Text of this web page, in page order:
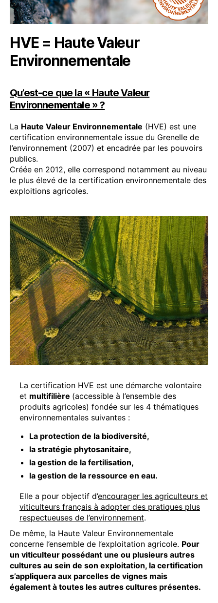
HVE = Haute Valeur
Environnementale
Qu’est-ce que la « Haute Valeur
Environnementale » ?
La Haute Valeur Environnementale (HVE) est une
certification environnementale issue du Grenelle de
l’environnement (2007) et encadrée par les pouvoirs
publics.
Créée en 2012, elle correspond notamment au niveau
le plus élevé de la certification environnementale des
exploitions agricoles.
La certification HVE est une démarche volontaire
et multifilière (accessible à l’ensemble des
produits agricoles) fondée sur les 4 thématiques
environnementales suivantes :
La protection de la biodiversité,
la stratégie phytosanitaire,
la gestion de la fertilisation,
la gestion de la ressource en eau.
Elle a pour objectif d’encourager les agriculteurs et
viticulteurs français à adopter des pratiques plus
respectueuses de l’environnement.
De même, la Haute Valeur Environnementale
concerne l’ensemble de l’exploitation agricole. Pour
un viticulteur possédant une ou plusieurs autres
cultures au sein de son exploitation, la certification
s’appliquera aux parcelles de vignes mais
également à toutes les autres cultures présentes.